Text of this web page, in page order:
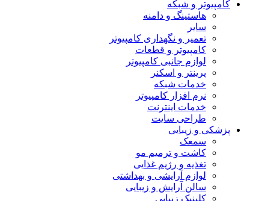
کامپیوتر و شبکه
هاستینگ و دامنه
سایر
تعمیر و نگهداری کامپیوتر
کامپیوتر و قطعات
لوازم جانبی کامپیوتر
پرینتر و اسکنر
خدمات شبکه
نرم افزار کامپیوتر
خدمات اینترنت
طراحی سایت
پزشکی و زیبایی
سمعک
کاشت و ترمیم مو
تغذیه و رژیم غذایی
لوازم آرایشی و بهداشتی
سالن آرایش و زیبایی
کلینیک زیبایی